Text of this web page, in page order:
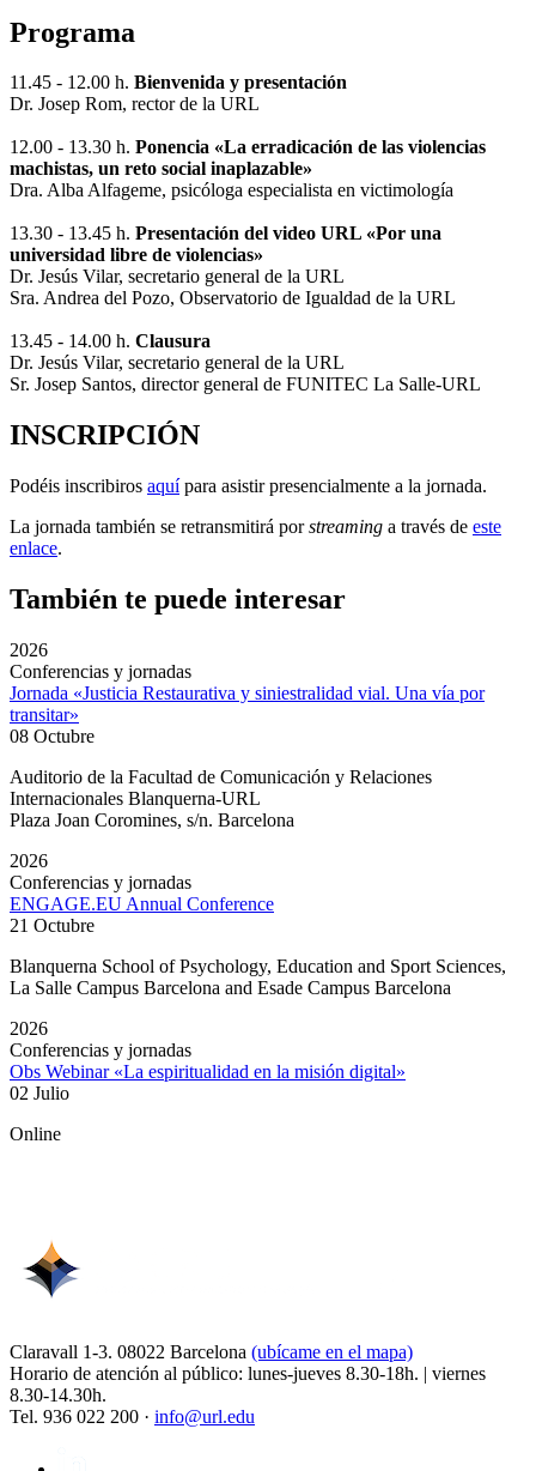
Programa
11.45 - 12.00 h. Bienvenida y presentación
Dr. Josep Rom, rector de la URL
12.00 - 13.30 h. Ponencia «La erradicación de las violencias
machistas, un reto social inaplazable»
Dra. Alba Alfageme, psicóloga especialista en victimología
13.30 - 13.45 h. Presentación del video URL «Por una
universidad libre de violencias»
Dr. Jesús Vilar, secretario general de la URL
Sra. Andrea del Pozo, Observatorio de Igualdad de la URL
13.45 - 14.00 h. Clausura
Dr. Jesús Vilar, secretario general de la URL
Sr. Josep Santos, director general de FUNITEC La Salle-URL
INSCRIPCIÓN
Podéis inscribiros aquípara asistir presencialmente a la jornada.
La jornada también se retransmitirá porstreaming a través de este
enlace.
También te puede interesar
2026
Conferencias y jornadas
Jornada «Justicia Restaurativa y siniestralidad vial. Una vía por
transitar»
08 Octubre
Auditorio de la Facultad de Comunicación y Relaciones
Internacionales Blanquerna-URL
Plaza Joan Coromines, s/n. Barcelona
2026
Conferencias y jornadas
ENGAGE.EU Annual Conference
21 Octubre
Blanquerna School of Psychology, Education and Sport Sciences,
La Salle Campus Barcelona and Esade Campus Barcelona
2026
Conferencias y jornadas
Obs Webinar «La espiritualidad en la misión digital»
02 Julio
Online
Claravall 1-3. 08022 Barcelona (ubícame en el mapa)
Horario de atención al público: lunes-jueves 8.30-18h. | viernes
8.30-14.30h.
Tel. 936 022 200 · info@url.edu